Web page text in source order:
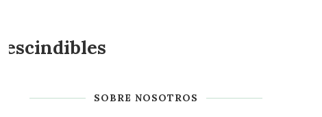
SOBRE NOSOTROS